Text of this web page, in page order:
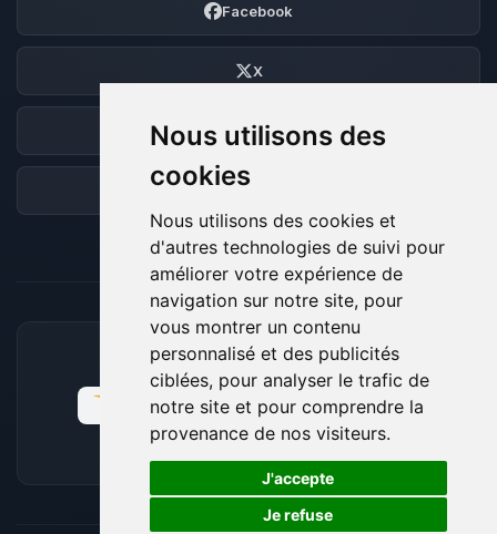
Nous utilisons des
cookies
Nous utilisons des cookies et
d'autres technologies de suivi pour
améliorer votre expérience de
navigation sur notre site, pour
vous montrer un contenu
personnalisé et des publicités
ciblées, pour analyser le trafic de
notre site et pour comprendre la
provenance de nos visiteurs.
J'accepte
Je refuse
Facebook
X
Discord
Forum
MOYENS DE PAIEMENT ACCEPTÉS
🍪